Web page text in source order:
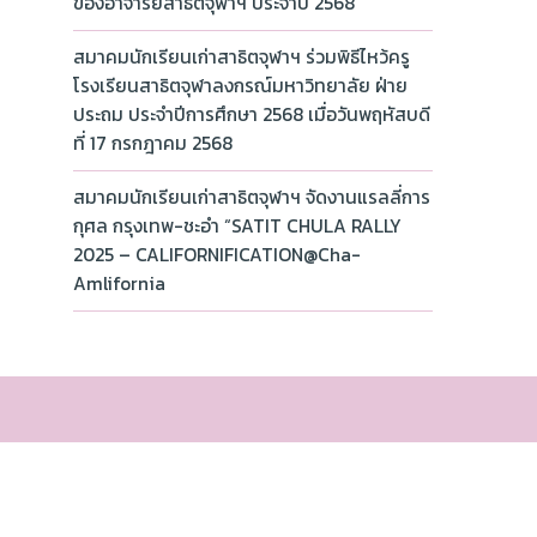
สมาคมนักเรียนเก่าสาธิตจุฬาฯ ร่วมพิธีไหว้ครู
โรงเรียนสาธิตจุฬาลงกรณ์มหาวิทยาลัย ฝ่าย
ประถม ประจำปีการศึกษา 2568 เมื่อวันพฤหัสบดี
ที่ 17 กรกฎาคม 2568
สมาคมนักเรียนเก่าสาธิตจุฬาฯ จัดงานแรลลี่การ
กุศล กรุงเทพ-ชะอำ “SATIT CHULA RALLY
2025 – CALIFORNIFICATION@Cha-
Amlifornia